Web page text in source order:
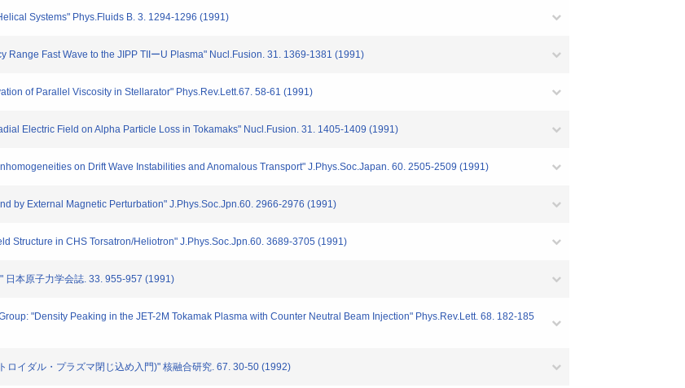
Systems" Phys.Fluids B. 3. 1294-1296 (1991)
Range Fast Wave to the JIPP TIIーU Plasma" Nucl.Fusion. 31. 1369-1381 (1991)
of Parallel Viscosity in Stellarator" Phys.Rev.Lett.67. 58-61 (1991)
Electric Field on Alpha Particle Loss in Tokamaks" Nucl.Fusion. 31. 1405-1409 (1991)
on Drift Wave Instabilities and Anomalous Transport" J.Phys.Soc.Japan. 60. 2505-2509 (1991)
by External Magnetic Perturbation" J.Phys.Soc.Jpn.60. 2966-2976 (1991)
Structure in CHS Torsatron/Heliotron" J.Phys.Soc.Jpn.60. 3689-3705 (1991)
日本原子力学会誌. 33. 955-957 (1991)
"Density Peaking in the JET-2M Tokamak Plasma with Counter Neutral Beam Injection" Phys.Rev.Lett. 68. 182-185
ロイダル・プラズマ閉じ込め入門)" 核融合研究. 67. 30-50 (1992)